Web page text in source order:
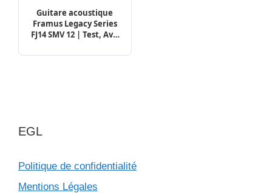
Guitare acoustique
Framus Legacy Series
FJ14 SMV 12 | Test, Avis
EGL
Politique de confidentialité
Mentions Légales